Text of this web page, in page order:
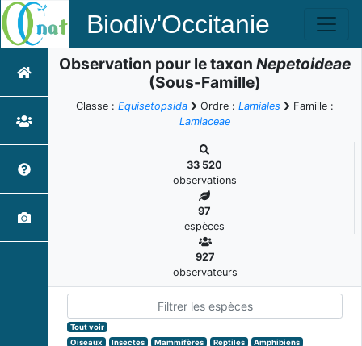
Biodiv'Occitanie
Observation pour le taxon Nepetoideae
(Sous-Famille)
Classe : Equisetopsida Ordre : Lamiales
Famille :
Lamiaceae
33 520
observations
97
espèces
927
observateurs
Tout voir
Oiseaux
Insectes Mammifères Reptiles
Amphibiens